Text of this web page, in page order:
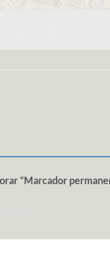
“Marcador